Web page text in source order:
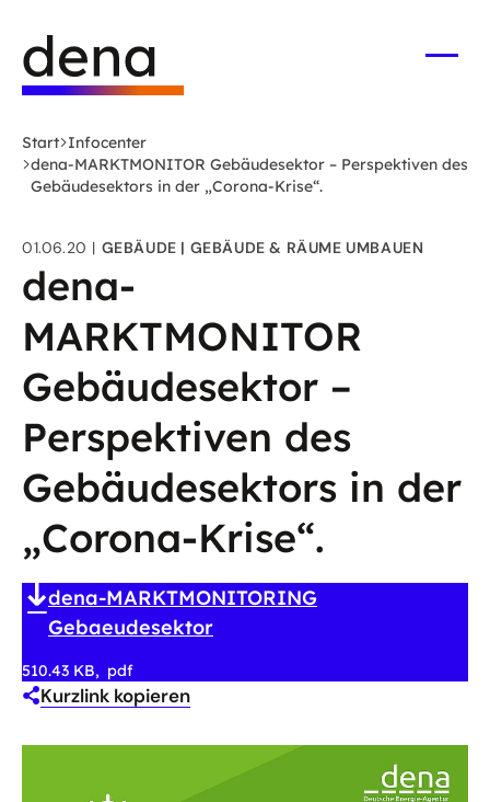
Hauptinhalt
springen
Deutsche
Energie-
Agentur
-
zur
Start Infocenter
dena-MARKTMONITOR Gebäudesektor – Perspektiven des
Gebäudesektors in der „Corona-Krise“.
01.06.20 GEBÄUDE GEBÄUDE & RÄUME UMBAUEN
dena-
MARKTMONITOR
Gebäudesektor –
Perspektiven des
Gebäudesektors in der
„Corona-Krise“.
dena-MARKTMONITORING
Gebaeudesektor
510.43 KB pdf
Kurzlink kopieren